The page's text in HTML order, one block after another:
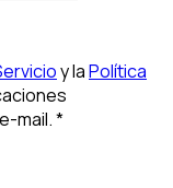
y laPolítica
mail.*